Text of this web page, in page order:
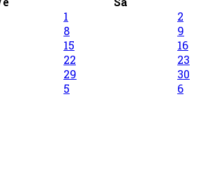
1
2
8
9
15
16
22
23
29
30
5 6